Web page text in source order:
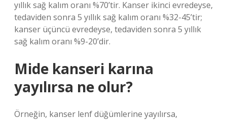
yıllık sağ kalım oranı %70’tir. Kanser ikinci evredeyse,
tedaviden sonra 5 yıllık sağ kalım oranı %32-45’tir;
kanser üçüncü evredeyse, tedaviden sonra 5 yıllık
sağ kalım oranı %9-20’dir.
Mide kanseri karına
yayılırsa ne olur?
Örneğin, kanser lenf düğümlerine yayılırsa,